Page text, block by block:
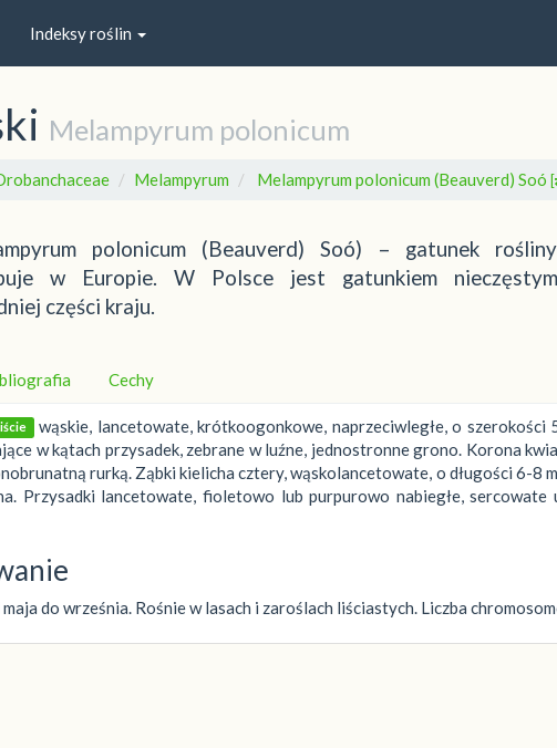
Indeksy roślin
Melampyrum polonicum
Melampyrum Melampyrum polonicum (Beauverd) Soó [
polonicum (Beauverd) Soó) – gatunek
w Europie. W Polsce jest gatunkiem
części kraju.
Cechy
wąskie, lancetowate, krótkoogonkowe, naprzeciwległe, o szerokości
w kątach przysadek, zebrane w luźne, jednostronne grono. Korona
rurką. Ząbki kielicha cztery, wąskolancetowate, o długości 6-8
Przysadki lancetowate, fioletowo lub purpurowo nabiegłe, sercowate
do września. Rośnie w lasach i zaroślach liściastych. Liczba